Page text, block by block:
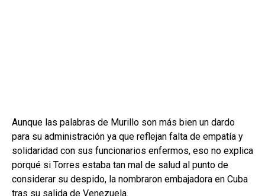
Aunque las palabras de Murillo son más bien un dardo
para su administración ya que reflejan falta de empatía y
solidaridad con sus funcionarios enfermos, eso no explica
porqué si Torres estaba tan mal de salud al punto de
considerar su despido, la nombraron embajadora en Cuba
tras su salida de Venezuela.